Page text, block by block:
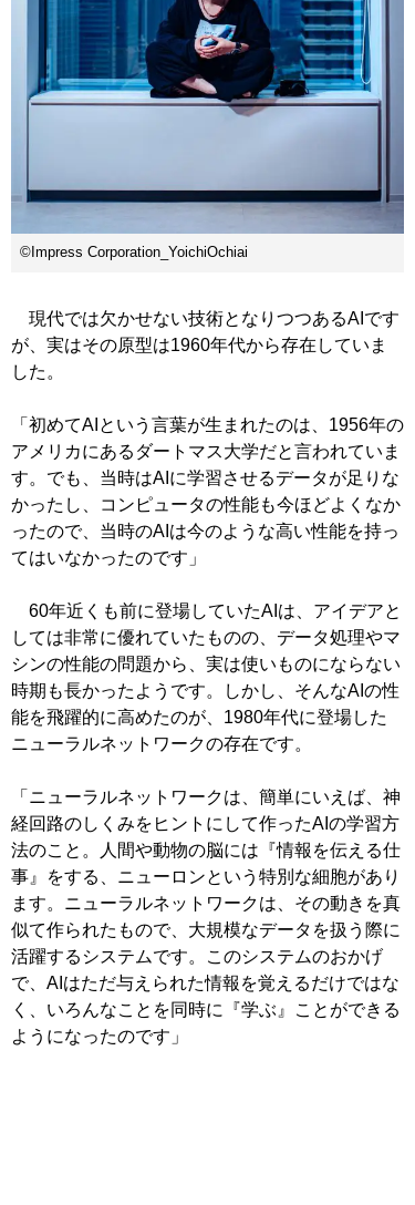
©Impress Corporation_YoichiOchiai
現代では欠かせない技術となりつつあるAIです
が、実はその原型は1960年代から存在していま
した。
「初めてAIという言葉が生まれたのは、1956年の
アメリカにあるダートマス大学だと言われていま
す。でも、当時はAIに学習させるデータが足りな
かったし、コンピュータの性能も今ほどよくなか
ったので、当時のAIは今のような高い性能を持っ
てはいなかったのです」
60年近くも前に登場していたAIは、アイデアと
しては非常に優れていたものの、データ処理やマ
シンの性能の問題から、実は使いものにならない
時期も長かったようです。しかし、そんなAIの性
能を飛躍的に高めたのが、1980年代に登場した
ニューラルネットワークの存在です。
「ニューラルネットワークは、簡単にいえば、神
経回路のしくみをヒントにして作ったAIの学習方
法のこと。人間や動物の脳には『情報を伝える仕
事』をする、ニューロンという特別な細胞があり
ます。ニューラルネットワークは、その動きを真
似て作られたもので、大規模なデータを扱う際に
活躍するシステムです。このシステムのおかげ
で、AIはただ与えられた情報を覚えるだけではな
く、いろんなことを同時に『学ぶ』ことができる
ようになったのです」